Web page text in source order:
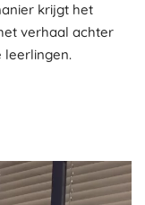
krijgt het
verhaal achter
leerlingen.